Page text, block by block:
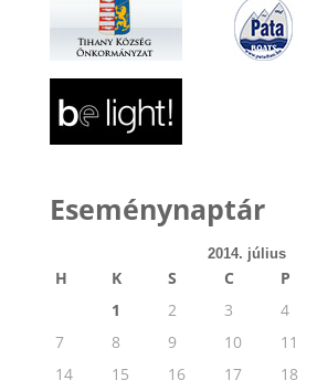
Eseménynaptár
2014. július
H K S C P
1
2 3 4
7
8 9 10 11
14
15 16 17 18